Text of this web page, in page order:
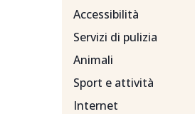
Accessibilità
Servizi di pulizia
Animali
Sport e attività
Internet